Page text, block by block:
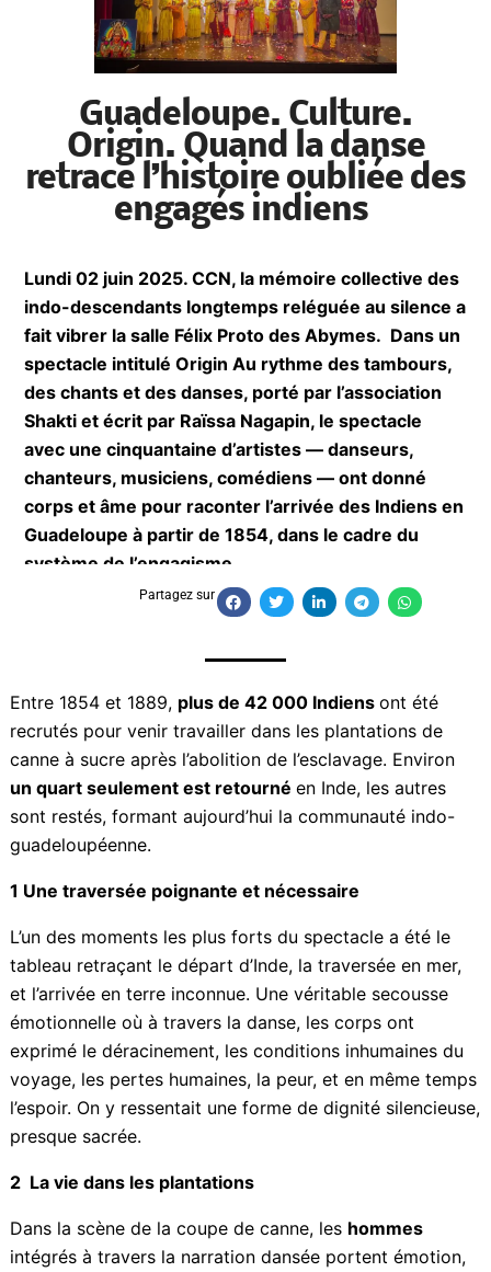
Guadeloupe. Culture.
Origin. Quand la danse
retrace l’histoire oubliée
des engagés indiens
Lundi 02 juin 2025. CCN, la mémoire collective
des indo-descendants longtemps reléguée au
silence a fait vibrer la salle Félix Proto des
Abymes. Dans un spectacle intitulé Origin Au
rythme des tambours, des chants et des danses,
porté par l’association Shakti et écrit par Raïssa
Nagapin, le spectacle avec une cinquantaine
d’artistes — danseurs, chanteurs, musiciens,
comédiens — ont donné corps et âme pour
raconter l’arrivée des Indiens en Guadeloupe à
partir de 1854, dans le cadre du système de
Entre 1854 et 1889,plus de 42 000 Indiensont été
recrutés pour venir travailler dans les plantations de
canne à sucre après l’abolition de l’esclavage. Environ
un quart seulement est retourné en Inde, les autres
sont restés, formant aujourd’hui la communauté indo-
L’un des moments les plus forts du spectacle a été le
tableau retraçant le départ d’Inde, la traversée en mer,
et l’arrivée en terre inconnue. Une véritable secousse
émotionnelle où à travers la danse, les corps ont
exprimé le déracinement, les conditions inhumaines du
voyage, les pertes humaines, la peur, et en même
temps l’espoir. On y ressentait une forme de dignité
Dans la scène de la coupe de canne, leshommes